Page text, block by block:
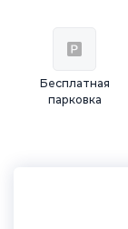
Бесплатная
парковка